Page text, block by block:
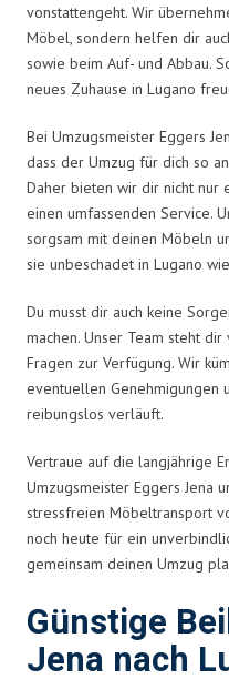
vonstattengeht. Wir
Möbel, sondern helfen dir
sowie beim Auf- und Abbau.
neues Zuhause in Lugano
Bei Umzugsmeister Eggers
dass der Umzug für dich so
Daher bieten wir dir nicht nur
einen umfassenden Service.
sorgsam mit deinen Möbeln
sie unbeschadet in Lugano
Du musst dir auch keine
machen. Unser Team steht
Fragen zur Verfügung. Wir
eventuellen Genehmigungen
reibungslos verläuft.
Vertraue auf die langjährige
Umzugsmeister Eggers Jena
stressfreien Möbeltransport
noch heute für ein
gemeinsam deinen Umzug
Günstige
Jena nach